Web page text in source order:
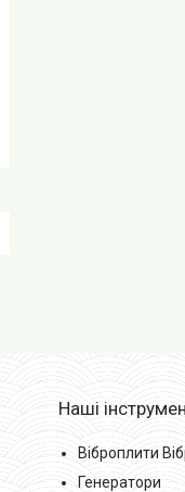
Наші
Віброплити
Генератори